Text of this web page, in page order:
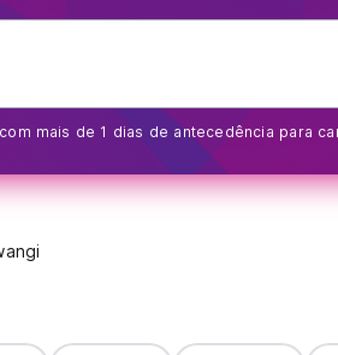
mais de 1 dias de antecedência para